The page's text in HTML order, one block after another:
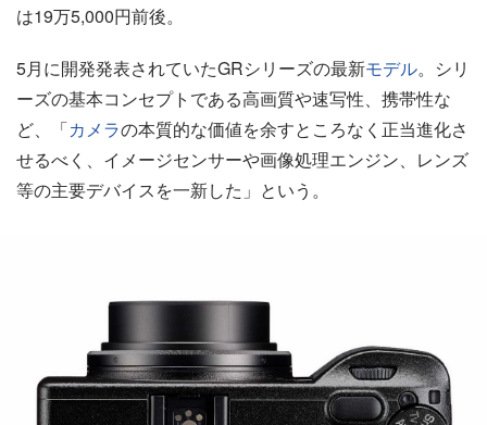
は19万5,000円前後。
5月に開発発表されていたGRシリーズの最新モデル。シリ
ーズの基本コンセプトである高画質や速写性、携帯性な
ど、「カメラの本質的な価値を余すところなく正当進化さ
せるべく、イメージセンサーや画像処理エンジン、レンズ
等の主要デバイスを一新した」という。